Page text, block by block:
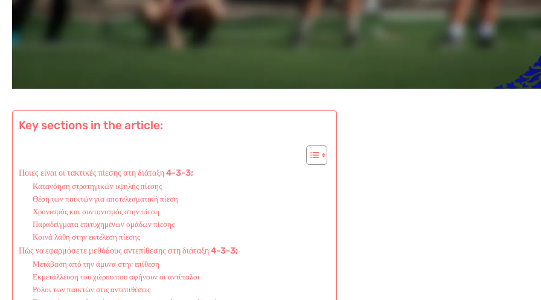
Key sections in the article:
Ποιες είναι οι τακτικές πίεσης στη διάταξη 4-3-3;
Κατανόηση στρατηγικών υψηλής πίεσης
Θέση των παικτών για αποτελεσματική πίεση
Χρονισμός και συντονισμός στην πίεση
Παραδείγματα επιτυχημένων ομάδων πίεσης
Κοινά λάθη στην εκτέλεση πίεσης
Πώς να εφαρμόσετε μεθόδους αντεπίθεσης στη διάταξη 4-3-3;
Μετάβαση από την άμυνα στην επίθεση
Εκμετάλλευση του χώρου που αφήνουν οι αντίπαλοι
Ρόλοι των παικτών στις αντεπιθέσεις